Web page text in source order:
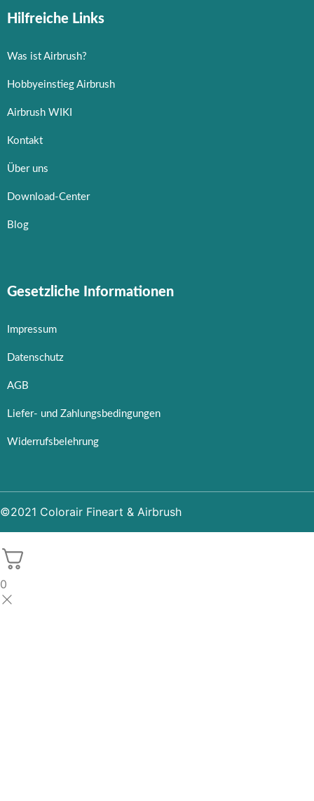
Hilfreiche Links
Was ist Airbrush?
Hobbyeinstieg Airbrush
Airbrush WIKI
Kontakt
Über uns
Download-Center
Blog
Gesetzliche Informationen
Impressum
Datenschutz
AGB
Liefer- und Zahlungsbedingungen
Widerrufsbelehrung
©2021 Colorair Fineart & Airbrush
0